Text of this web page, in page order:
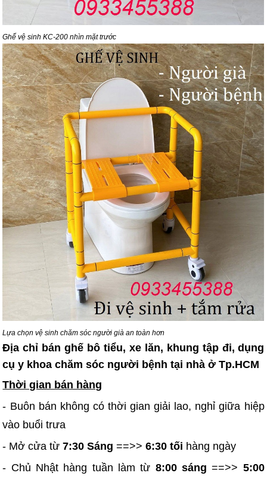
Ghế vệ sinh KC-200 nhìn mặt trước
Lựa chọn vệ sinh chăm sóc người già an toàn hơn
Địa chỉ bán ghế bô tiểu, xe lăn, khung tập đi, dụng
cụ y khoa chăm sóc người bệnh tại nhà ở Tp.HCM
Thời gian bán hàng
- Buôn bán không có thời gian giải lao, nghỉ giữa hiệp
vào buổi trưa
- Mở cửa từ7:30 Sáng ==>> 6:30 tối hàng ngày
- Chủ Nhật hàng tuần làm từ 8:00 sáng ==>> 5:00